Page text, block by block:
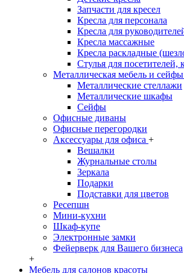
Запчасти для кресел
Кресла для персонала
Кресла для
Кресла массажные
Кресла раскладные
Стулья для посетителей,
Металлическая мебель и сейфы
Металлические стеллажи
Металлические шкафы
Сейфы
Офисные диваны
Офисные перегородки
Аксессуары для офиса +
Вешалки
Журнальные столы
Зеркала
Подарки
Подставки для цветов
Ресепшн
Мини-кухни
Шкаф-купе
Электронные замки
Фейерверк для Вашего бизнеса
+
Мебель для салонов красоты